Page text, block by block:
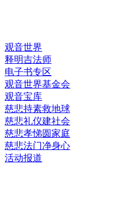
观音世界
释明吉法师
电子书专区
观音世界基金会
观音宝库
慈悲持素救地球
慈悲礼仪建社会
慈悲孝悌圆家庭
慈悲法门净身心
活动报道